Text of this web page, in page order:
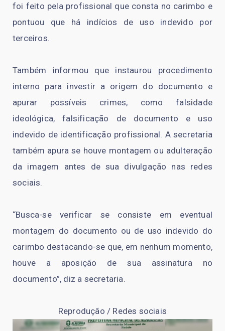
foi feito pela profissional que consta no carimbo e
pontuou que há indícios de uso indevido por
terceiros.
Também informou que instaurou procedimento
interno para investir a origem do documento e
apurar possíveis crimes, como falsidade
ideológica, falsificação de documento e uso
indevido de identificação profissional. A secretaria
também apura se houve montagem ou adulteração
da imagem antes de sua divulgação nas redes
sociais.
“Busca-se verificar se consiste em eventual
montagem do documento ou de uso indevido do
carimbo destacando-se que, em nenhum momento,
houve a aposição de sua assinatura no
documento”, diz a secretaria.
Reprodução / Redes sociais